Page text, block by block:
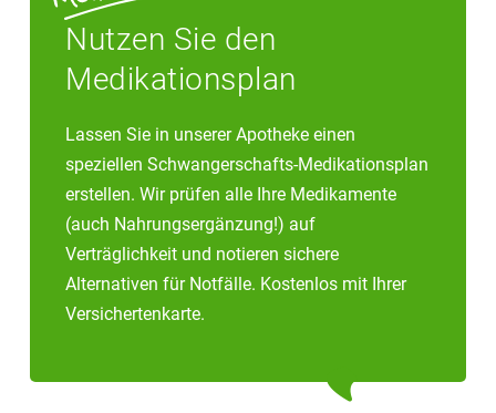
Nutzen Sie den
Medikationsplan
Lassen Sie in unserer Apotheke einen
speziellen Schwangerschafts-Medikationsplan
erstellen. Wir prüfen alle Ihre Medikamente
(auch Nahrungsergänzung!) auf
Verträglichkeit und notieren sichere
Alternativen für Notfälle. Kostenlos mit Ihrer
Versichertenkarte.